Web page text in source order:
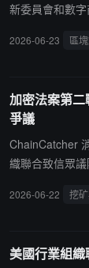
新委員會和數
許礦工和質押
CEO 表示該修
國銀行家協會
說團體認為重
燃"。
2026-06-23 區
加密法案第
爭議
ChainCatcher
織聯合致信眾
者與質押收益
款。行業協會
2026-06-22 挖
美國行業組